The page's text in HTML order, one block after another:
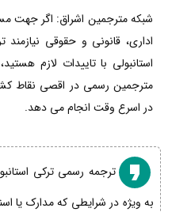
شبکه مترجمین اشراق: اگر جهت
اداری، قانونی و حقوقی
استانبولی با تاییدات لازم
مترجمین رسمی در اقصی نقاط
در اسرع وقت انجام می دهد.
ترجمه رسمی ترکی
به ویژه در شرایطی که مدارک یا